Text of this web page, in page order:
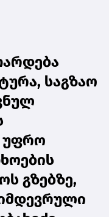
საგზაო
უფრო
გზებზე,